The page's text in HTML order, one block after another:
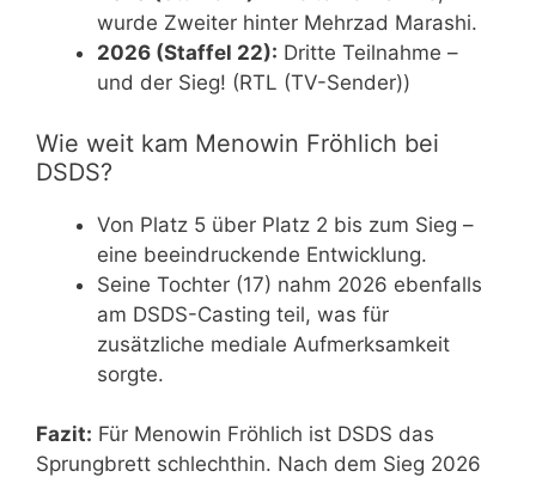
wurde Zweiter hinter Mehrzad Marashi.
2026 (Staffel 22): Dritte Teilnahme –
und der Sieg! (RTL (TV-Sender))
Wie weit kam Menowin Fröhlich bei
DSDS?
Von Platz 5 über Platz 2 bis zum Sieg –
eine beeindruckende Entwicklung.
Seine Tochter (17) nahm 2026 ebenfalls
am DSDS-Casting teil, was für
zusätzliche mediale Aufmerksamkeit
sorgte.
Fazit: Für Menowin Fröhlich ist DSDS das
Sprungbrett schlechthin. Nach dem Sieg 2026